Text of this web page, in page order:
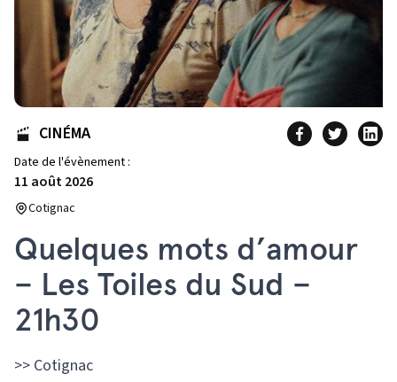
CINÉMA
Date de l'évènement :
11 août 2026
Cotignac
Quelques mots d’amour
– Les Toiles du Sud –
21h30
>> Cotignac